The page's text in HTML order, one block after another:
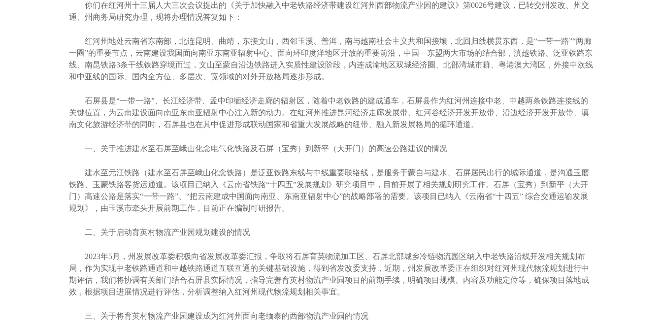
你们在红河州十三届人大三次会议提出的《关于加快融入中老铁路经济带建设红河州西部物流产业园的建议》第0026号建议，已转交州发改、州交
通、州商务局研究办理，现将办理情况答复如下：
红河州地处云南省东南部，北连昆明、曲靖，东接文山，西邻玉溪、普洱，南与越南社会主义共和国接壤，北回归线横贯东西，是“一带一路”“两廊
一圈”的重要节点，云南建设我国面向南亚东南亚辐射中心、面向环印度洋地区开放的重要前沿，中国—东盟两大市场的结合部，滇越铁路、泛亚铁路东
线、南昆铁路3条干线铁路穿境而过，文山至蒙自沿边铁路进入实质性建设阶段，内连成渝地区双城经济圈、北部湾城市群、粤港澳大湾区，外接中欧线
和中亚线的国际、国内全方位、多层次、宽领域的对外开放格局逐步形成。
石屏县是“一带一路”、长江经济带、孟中印缅经济走廊的辐射区，随着中老铁路的建成通车，石屏县作为红河州连接中老、中越两条铁路连接线的
关键位置，为云南建设面向南亚东南亚辐射中心注入新的动力。在红河州推进昆河经济走廊发展带、红河谷经济开发开放带、沿边经济开发开放带、滇
南文化旅游经济带的同时，石屏县也在其中促进形成联动国家和省重大发展战略的纽带、融入新发展格局的循环通道。
一、关于推进建水至石屏至峨山化念电气化铁路及石屏（宝秀）到新平（大开门）的高速公路建议的情况
建水至元江铁路（建水至石屏至峨山化念铁路）是泛亚铁路东线与中线重要联络线，是服务于蒙自与建水、石屏居民出行的城际通道，是沟通玉磨
铁路、玉蒙铁路客货运通道。该项目已纳入《云南省铁路“十四五”发展规划》研究项目中，目前开展了相关规划研究工作。石屏（宝秀）到新平（大开
门）高速公路是落实“一带一路”、“把云南建成中国面向南亚、东南亚辐射中心”的战略部署的需要。该项目已纳入《云南省“十四五” 综合交通运输发展
规划》，由玉溪市牵头开展前期工作，目前正在编制可研报告。
二、关于启动育英村物流产业园规划建设的情况
2023年5月，州发展改革委积极向省发展改革委汇报，争取将石屏育英物流加工区、石屏北部城乡冷链物流园区纳入中老铁路沿线开发相关规划布
局，作为实现中老铁路通道和中越铁路通道互联互通的关键基础设施，得到省发改委支持，近期，州发展改革委正在组织对红河州现代物流规划进行中
期评估，我们将协调有关部门结合石屏县实际情况，指导完善育英村物流产业园项目的前期手续，明确项目规模、内容及功能定位等，确保项目落地成
效，根据项目进展情况进行评估，分析调整纳入红河州现代物流规划相关事宜。
三、关于将育英村物流产业园建设成为红河州面向老缅泰的西部物流产业园的情况